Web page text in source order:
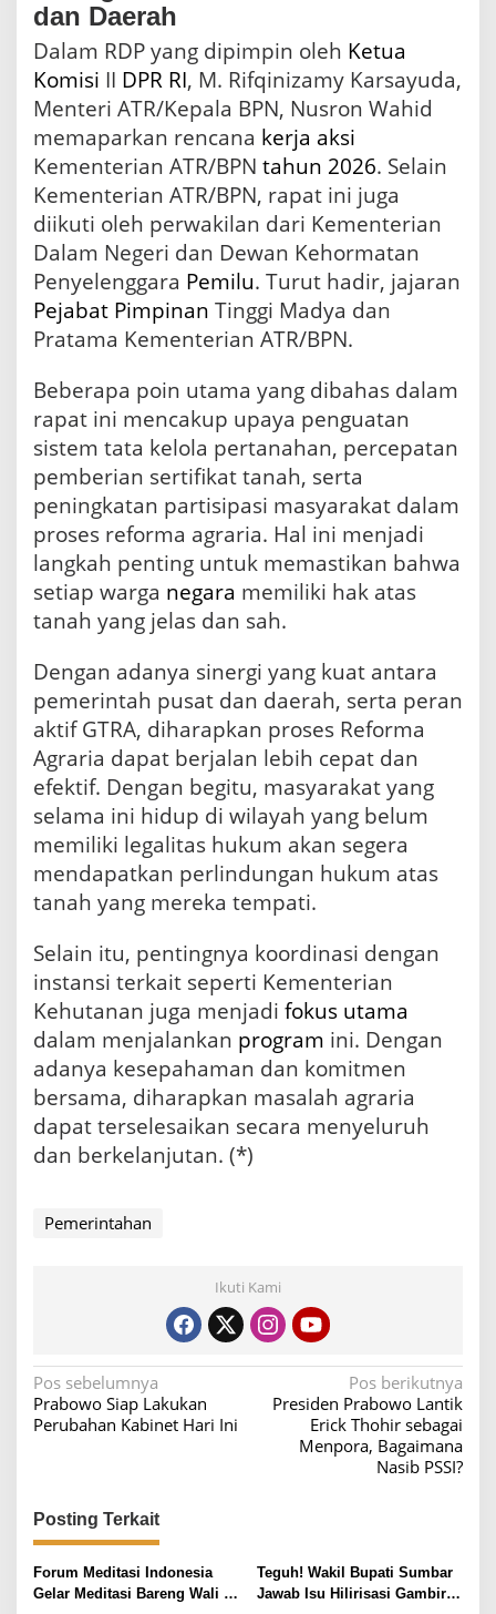
dan Daerah
Dalam RDP yang dipimpin oleh Ketua
Komisi II DPR RI, M. Rifqinizamy Karsayuda,
Menteri ATR/Kepala BPN, Nusron Wahid
memaparkan rencana kerja aksi
Kementerian ATR/BPN tahun 2026. Selain
Kementerian ATR/BPN, rapat ini juga
diikuti oleh perwakilan dari Kementerian
Dalam Negeri dan Dewan Kehormatan
Penyelenggara Pemilu
Pejabat Pimpinan Tinggi Madya dan
Pratama Kementerian ATR/BPN.
Beberapa poin utama yang dibahas dalam
rapat ini mencakup upaya penguatan
sistem tata kelola pertanahan, percepatan
pemberian sertifikat tanah, serta
peningkatan partisipasi masyarakat dalam
proses reforma agraria. Hal ini menjadi
langkah penting untuk memastikan bahwa
setiap warga negara memiliki hak atas
tanah yang jelas dan sah.
Dengan adanya sinergi yang kuat antara
pemerintah pusat dan daerah, serta peran
aktif GTRA, diharapkan proses Reforma
Agraria dapat berjalan lebih cepat dan
efektif. Dengan begitu, masyarakat yang
selama ini hidup di wilayah yang belum
memiliki legalitas hukum akan segera
mendapatkan perlindungan hukum atas
tanah yang mereka tempati.
Selain itu, pentingnya koordinasi dengan
instansi terkait seperti Kementerian
Kehutanan juga menjadi fokus utama
dalam menjalankan program ini. Dengan
adanya kesepahaman dan komitmen
bersama, diharapkan masalah agraria
dapat terselesaikan secara menyeluruh
dan berkelanjutan. (*)
Pemerintahan
Ikuti Kami
N
a
g
a
s
i
Pos sebelumnya
Prabowo Siap Lakukan
Perubahan Kabinet Hari Ini
Pos berikutnya
Presiden Prabowo Lantik
Erick Thohir sebagai
Menpora, Bagaimana
Nasib PSSI?
Posting Terkait
Forum Meditasi Indonesia
Gelar Meditasi Bareng Wali
Teguh! Wakil Bupati Sumbar
Jawab Isu Hilirisasi Gambir